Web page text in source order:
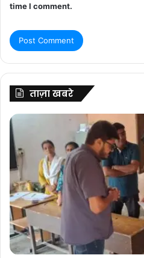
time I comment.
ताज़ा खबरे